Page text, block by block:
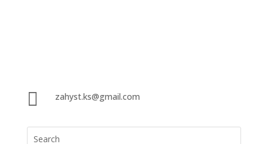
 zahyst.ks@gmail.com